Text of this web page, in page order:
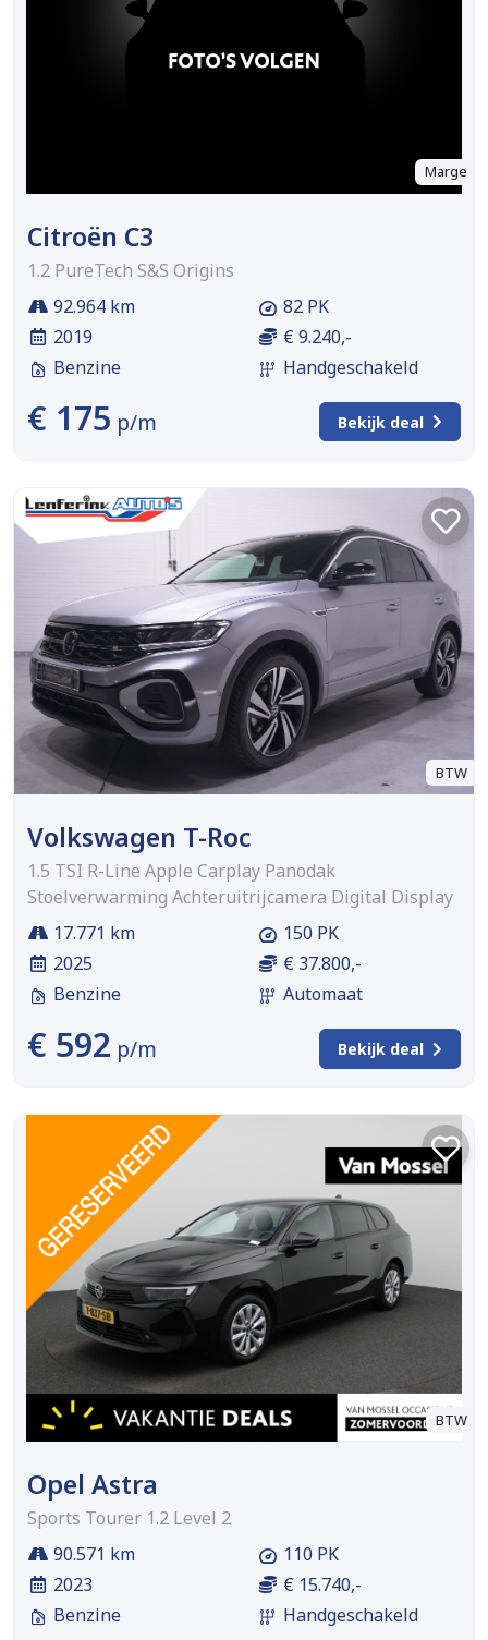
Marge
Citroën C3
1.2 PureTech S&S Origins
92.964 km
2019
Benzine
82 PK
€ 9.240,-
Handgeschakeld
€ 175 p/m Bekijk deal
BTW
Volkswagen T-Roc
1.5 TSI R-Line Apple Carplay Panodak
Stoelverwarming Achteruitrijcamera Digital Display
17.771 km
2025
Benzine
150 PK
€ 37.800,-
Automaat
€ 592 p/m Bekijk deal
BTW
Opel Astra
Sports Tourer 1.2 Level 2
90.571 km
2023
Benzine
110 PK
€ 15.740,-
Handgeschakeld